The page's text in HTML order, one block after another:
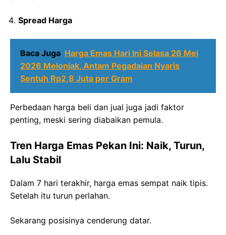
Spread Harga
Baca Juga Harga Emas Hari Ini Selasa 26 Mei
2026 Melonjak, Antam Pegadaian Nyaris
Sentuh Rp2,8 Juta per Gram
Perbedaan harga beli dan jual juga jadi faktor
penting, meski sering diabaikan pemula.
Tren Harga Emas Pekan Ini: Naik, Turun,
Lalu Stabil
Dalam 7 hari terakhir, harga emas sempat naik tipis.
Setelah itu turun perlahan.
Sekarang posisinya cenderung datar.